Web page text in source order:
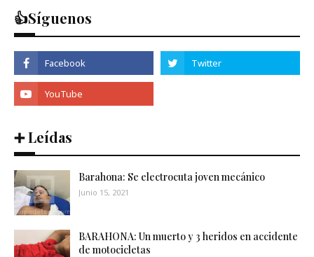
👍Síguenos
➕ Leídas
Barahona: Se electrocuta joven mecánico
Junio 15, 2021
BARAHONA: Un muerto y 3 heridos en accidente
de motocicletas